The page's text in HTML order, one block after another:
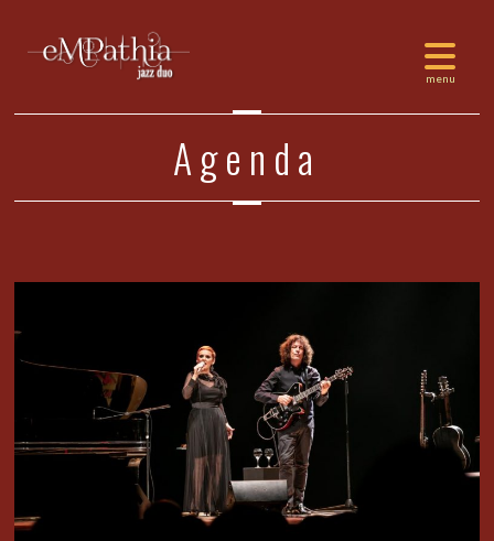
Agenda